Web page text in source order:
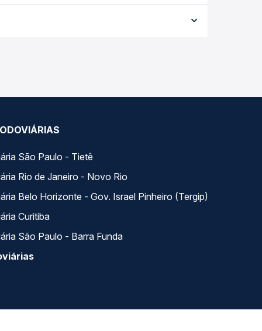
garante a melhor oferta para o seu roteiro.
São Paulo - Tietê
Rio de Janeiro - Novo Rio
Belo Horizonte - Gov. Israel Pinheiro (Tergip)
Curitiba
São Paulo - Barra Funda